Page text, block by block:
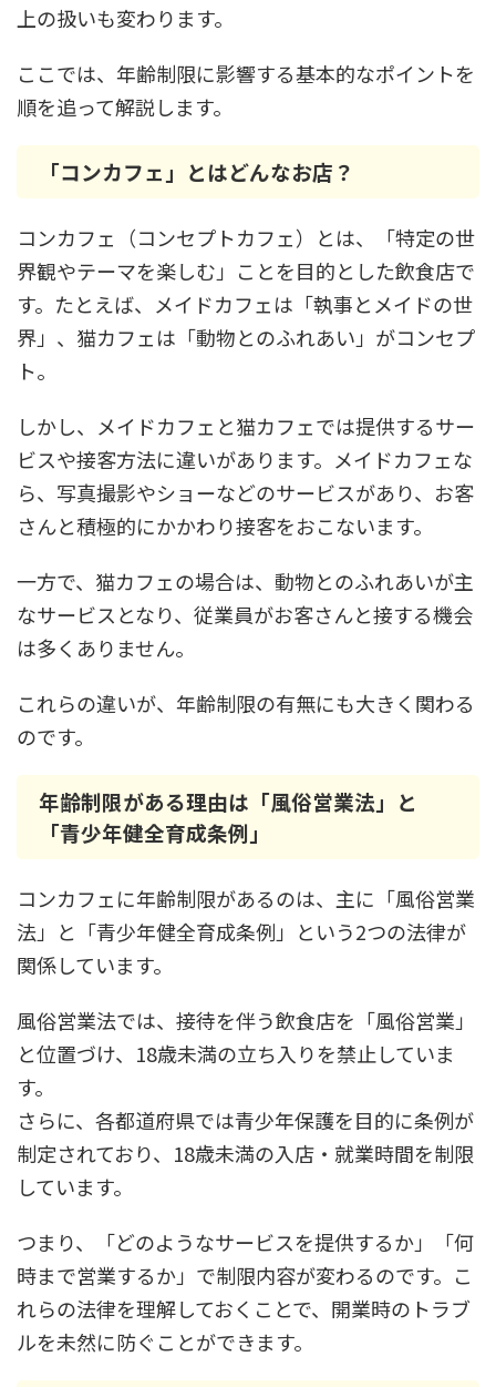
上の扱いも変わります。
ここでは、年齢制限に影響する基本的なポイントを
順を追って解説します。
「コンカフェ」とはどんなお店？
コンカフェ（コンセプトカフェ）とは、「特定の世
界観やテーマを楽しむ」ことを目的とした飲食店で
す。たとえば、メイドカフェは「執事とメイドの世
界」、猫カフェは「動物とのふれあい」がコンセプ
ト。
しかし、メイドカフェと猫カフェでは提供するサー
ビスや接客方法に違いがあります。メイドカフェな
ら、写真撮影やショーなどのサービスがあり、お客
さんと積極的にかかわり接客をおこないます。
一方で、猫カフェの場合は、動物とのふれあいが主
なサービスとなり、従業員がお客さんと接する機会
は多くありません。
これらの違いが、年齢制限の有無にも大きく関わる
のです。
年齢制限がある理由は「風俗営業法」と
「青少年健全育成条例」
コンカフェに年齢制限があるのは、主に「風俗営業
法」と「青少年健全育成条例」という2つの法律が
関係しています。
風俗営業法では、接待を伴う飲食店を「風俗営業」
と位置づけ、18歳未満の立ち入りを禁止していま
す。
さらに、各都道府県では青少年保護を目的に条例が
制定されており、18歳未満の入店・就業時間を制限
しています。
つまり、「どのようなサービスを提供するか」「何
時まで営業するか」で制限内容が変わるのです。こ
れらの法律を理解しておくことで、開業時のトラブ
ルを未然に防ぐことができます。